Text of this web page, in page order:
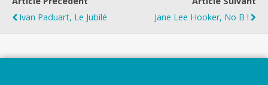
Ivan Paduart, Le Jubilé
Jane Lee Hooker, No B !